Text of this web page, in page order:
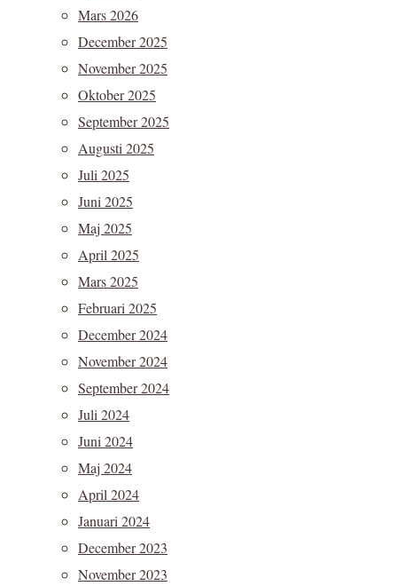
Mars 2026
December 2025
November 2025
Oktober 2025
September 2025
Augusti 2025
Juli 2025
Juni 2025
Maj 2025
April 2025
Mars 2025
Februari 2025
December 2024
November 2024
September 2024
Juli 2024
Juni 2024
Maj 2024
April 2024
Januari 2024
December 2023
November 2023